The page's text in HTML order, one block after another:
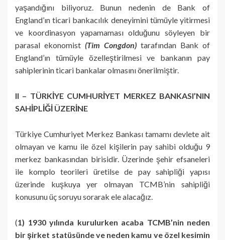
yaşandığını biliyoruz. Bunun nedenin de Bank of
England’ın ticari bankacılık deneyimini tümüyle yitirmesi
ve koordinasyon yapamaması olduğunu söyleyen bir
parasal ekonomist (Tim Congdon) tarafından Bank of
England’ın tümüyle özelleştirilmesi ve bankanın pay
sahiplerinin ticari bankalar olmasını önerilmiştir.
II – TÜRKİYE CUMHURİYET MERKEZ BANKASI’NIN
SAHİPLİĞİ ÜZERİNE
Türkiye Cumhuriyet Merkez Bankası tamamı devlete ait
olmayan ve kamu ile özel kişilerin pay sahibi olduğu 9
merkez bankasından birisidir. Üzerinde şehir efsaneleri
ile komplo teorileri üretilse de pay sahipliği yapısı
üzerinde kuşkuya yer olmayan TCMB’nin sahipliği
konusunu üç soruyu sorarak ele alacağız.
(1) 1930 yılında kurulurken acaba TCMB’nin neden
bir şirket statüsünde ve neden kamu ve özel kesimin